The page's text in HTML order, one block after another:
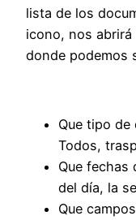
lista de los
icono, nos abrirá
donde podemos
Que tipo de
Todos,
Que fechas
del día, la
Que